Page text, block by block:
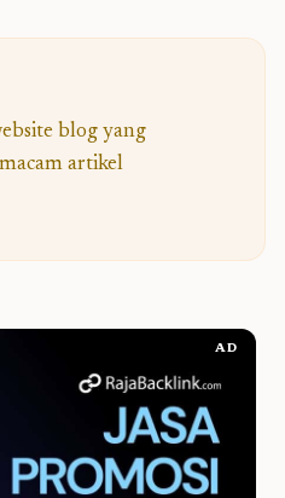
blog yang
artikel
AD